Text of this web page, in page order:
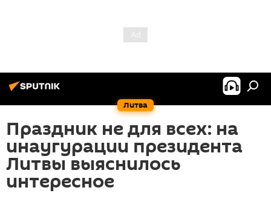
Литва
Праздник не для всех: на
инаугурации президента
Литвы выяснилось
интересное